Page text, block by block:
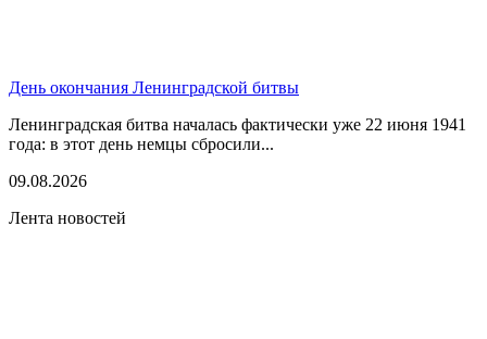
День окончания Ленинградской битвы
Ленинградская битва началась фактически уже 22 июня 1941
года: в этот день немцы сбросили...
09.08.2026
Лента новостей